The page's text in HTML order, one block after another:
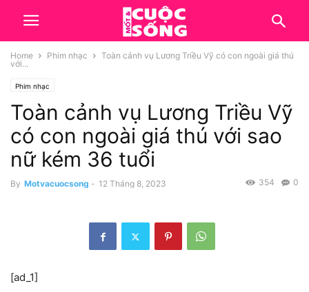
Home Phim nhạc
Toàn cảnh vụ Lương Triều Vỹ có con ngoài giá thú
với...
Phim nhạc
Toàn cảnh vụ Lương Triều Vỹ
có con ngoài giá thú với sao
nữ kém 36 tuổi
By Motvacuocsong - 12 Tháng 8, 2023 0
354
[ad_1]